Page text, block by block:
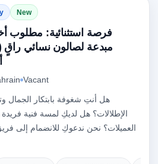
New
فرصة استثنائية: مطلوب
مبدعة لصالون نسائي راقٍ
Vacant
الإطلالات؟ هل لديكِ لمسة فنية فريدة
العميلات؟ نحن ندعوكِ للانضمام إلى